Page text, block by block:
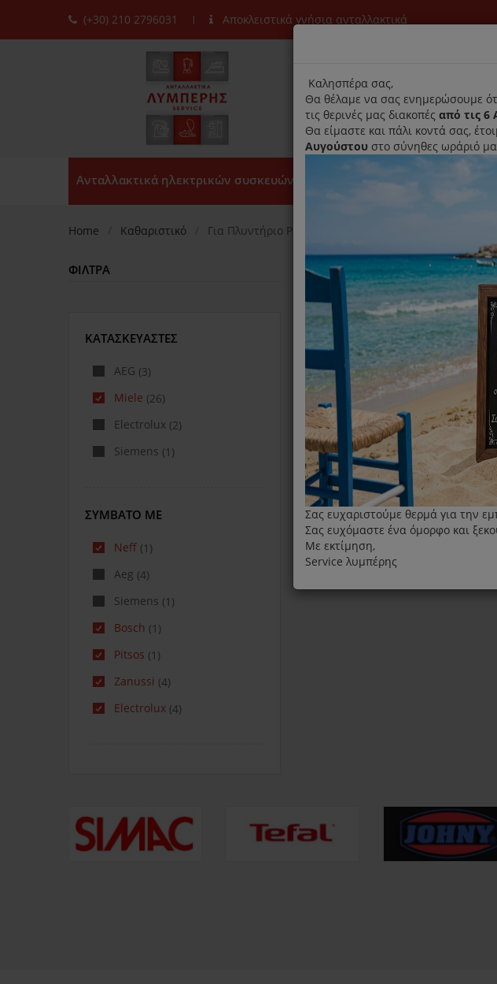
(+30) 210 2796031 Αποκλειστικά γνήσια ανταλλακτικά
Ανταλλακτικά ηλεκτρικών συσκευών Αρχική
Home Καθαριστικό Για Πλυντήριο Ρούχων
ΦΊΛΤΡΑ
ΚΑΤΑΣΚΕΥΑΣΤΈΣ
AEG (3)
Miele (26)
Electrolux (2)
Siemens (1)
ΣΥΜΒΑΤΌ ΜΕ
Neff (1)
Aeg (4)
Siemens (1)
Bosch (1)
Pitsos (1)
Zanussi (4)
Electrolux (4)
title
Καλησπέρα σας,
Θα θέλαμε να σας ενημερώσουμε
τις θερινές μας διακοπές από τις 6
Θα είμαστε και πάλι κοντά σας,
Αυγούστου στο σύνηθες ωράριό
Σας ευχαριστούμε θερμά για την
Σας ευχόμαστε ένα όμορφο και
Με εκτίμηση,
Service λυμπέρης